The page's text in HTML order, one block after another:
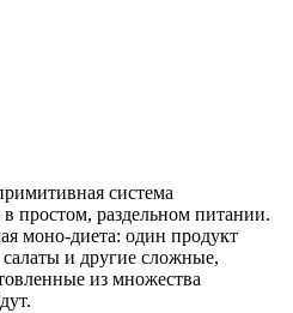
система
простом, раздельном питании.
моно-диета: один продукт
и другие сложные,
из множества